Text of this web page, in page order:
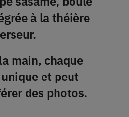
à la théière
main, chaque
et peut
des photos.